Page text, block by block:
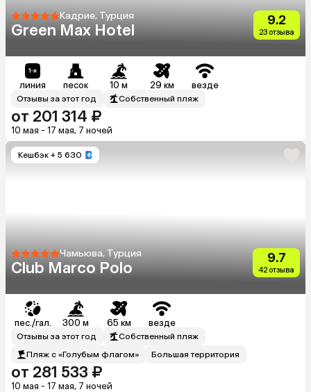
Кадрие, Турция
Green Max Hotel
9.2
23 отзыва
линия песок 10 м 29 км везде
Отзывы за этот год Собственный пляж
от 201 314 ₽
10 мая - 17 мая, 7 ночей
Кешбэк + 5 630
Чамьюва, Турция
Club Marco Polo
9.7
42 отзыва
пес./гал. 300 м 65 км везде
Отзывы за этот год
Собственный пляж
Пляж с «Голубым флагом»
Большая территория
от 281 533 ₽
10 мая - 17 мая, 7 ночей